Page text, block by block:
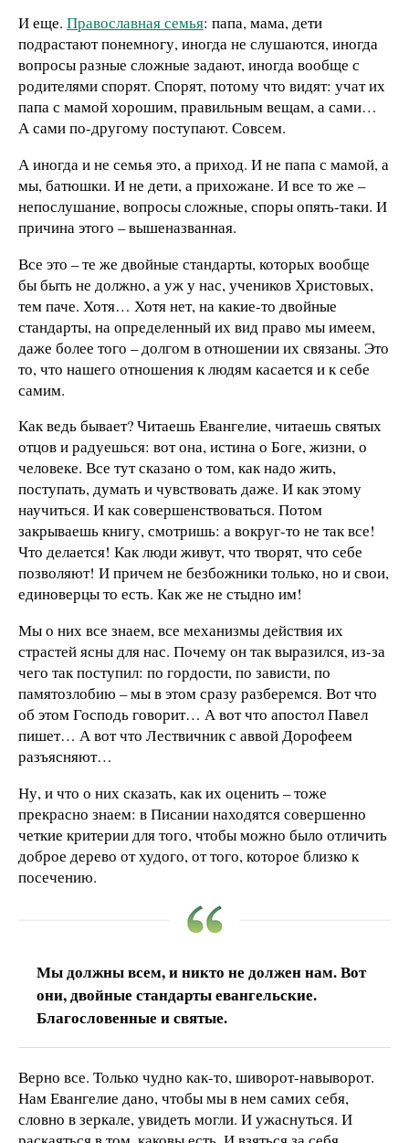
И еще. Православная семья: папа, мама, дети
подрастают понемногу, иногда не слушаются, иногда
вопросы разные сложные задают, иногда вообще с
родителями спорят. Спорят, потому что видят: учат их
папа с мамой хорошим, правильным вещам, а сами…
А сами по-другому поступают. Совсем.
А иногда и не семья это, а приход. И не папа с мамой, а
мы, батюшки. И не дети, а прихожане. И все то же –
непослушание, вопросы сложные, споры опять-таки. И
причина этого – вышеназванная.
Все это – те же двойные стандарты, которых вообще
бы быть не должно, а уж у нас, учеников Христовых,
тем паче. Хотя… Хотя нет, на какие-то двойные
стандарты, на определенный их вид право мы имеем,
даже более того – долгом в отношении их связаны. Это
то, что нашего отношения к людям касается и к себе
самим.
Как ведь бывает? Читаешь Евангелие, читаешь святых
отцов и радуешься: вот она, истина о Боге, жизни, о
человеке. Все тут сказано о том, как надо жить,
поступать, думать и чувствовать даже. И как этому
научиться. И как совершенствоваться. Потом
закрываешь книгу, смотришь: а вокруг-то не так все!
Что делается! Как люди живут, что творят, что себе
позволяют! И причем не безбожники только, но и свои,
единоверцы то есть. Как же не стыдно им!
Мы о них все знаем, все механизмы действия их
страстей ясны для нас. Почему он так выразился, из-за
чего так поступил: по гордости, по зависти, по
памятозлобию – мы в этом сразу разберемся. Вот что
об этом Господь говорит… А вот что апостол Павел
пишет… А вот что Лествичник с аввой Дорофеем
разъясняют…
Ну, и что о них сказать, как их оценить – тоже
прекрасно знаем: в Писании находятся совершенно
четкие критерии для того, чтобы можно было отличить
доброе дерево от худого, от того, которое близко к
посечению.
Мы должны всем, и никто не должен нам. Вот
они, двойные стандарты евангельские.
Благословенные и святые.
Верно все. Только чудно как-то, шиворот-навыворот.
Нам Евангелие дано, чтобы мы в нем самих себя,
словно в зеркале, увидеть могли. И ужаснуться. И